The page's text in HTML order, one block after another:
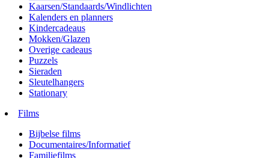
Kaarsen/Standaards/Windlichten
Kalenders en planners
Kindercadeaus
Mokken/Glazen
Overige cadeaus
Puzzels
Sieraden
Sleutelhangers
Stationary
Films
Bijbelse films
Documentaires/Informatief
Familiefilms